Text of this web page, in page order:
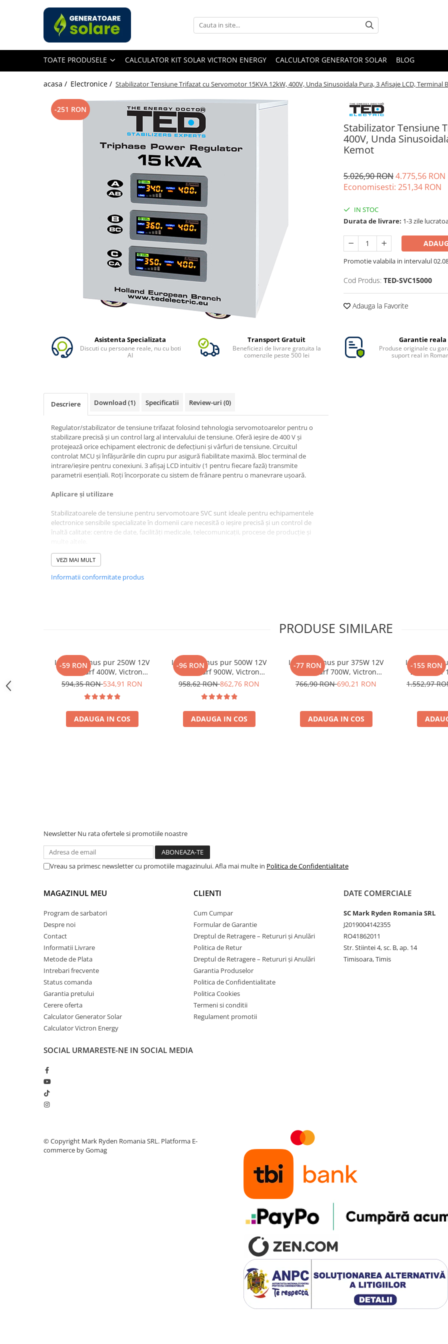
Toate Produsele
Cauta dupa capacitate
Intre 1000-2000W
Intre 2000-3000W
Cauta dupa marca
Toate generatoarele
Panouri Solare Pliabile
Cauta dupa marca
Toate panourile portabile
Frigidere Portabile
Componente Fotovoltaice
Incarcatoare solare
Protectii si izolatoare de baterii
Accesorii
Convertoare DC - DC
Acumulatori Litiu
Acumulatori Gel
Acumulatori Moto
Invertoare Tensiune
Roboti Pornire Auto
Statii de incarcare vehicule
UPS Centrale Termice
Stabilizatoare Tensiune
Scule si aparate
Instrumente de masura
Anemometre
Clampmetre
Multimetre Portabile
Termometre
Camere Termice
TOATE PRODUSELE CALCULATOR KIT SOLAR VICTRON ENERGY CALCULATOR GENERATOR SOLAR BLOG
acasa / Electronice / Stabilizator Tensiune Trifazat cu Servomotor 15KVA 12kW, 400V, Unda Sinusoidala Pura, 3 Afisaje LCD, Terminal
Stabilizator Tensiune
400V, Unda
Kemot
-251 RON
5.026,90 RON4.775,56 RON
Economisesti: 251,34 RON
IN STOC
Durata de livrare: 1-3 zile
Promotie valabila in intervalul
Cod Produs: TED-SVC15000
Adauga la Favorite
Asistenta Specializata
Discuti cu persoane reale, nu cu boti
AI
Transport Gratuit
Beneficiezi de livrare gratuita la
comenzile peste 500 lei
Garantie reala
Produse originale cu
suport real in
Descriere Download (1) Specificatii Review-uri (0)
Regulator/stabilizator de tensiune trifazat folosind tehnologia servomotoarelor pentru o
stabilizare precisă și un control larg al intervalului de tensiune. Oferă ieșire de 400 V și
protejează orice echipament electronic de defecțiuni și vârfuri de tensiune. Circuitul
controlat MCU și înfășurările din cupru pur asigură fiabilitate maximă. Bloc terminal de
intrare/ieșire pentru conexiuni. 3 afișaj LCD intuitiv (1 pentru fiecare fază) transmite
parametrii esențiali. Roți încorporate cu sistem de frânare pentru o manevrare ușoară.
Aplicare și utilizare
Stabilizatoarele de tensiune pentru servomotoare SVC sunt ideale pentru echipamentele
electronice sensibile specializate în domenii care necesită o ieșire precisă și un control de
înaltă calitate: centre de date, facilități medicale, telecomunicații, procese de producție și
VEZI MAI MULT
Informatii conformitate produs
PRODUSE SIMILARE
-59 RON
Invertor sinus pur 250W 12V
230V, varf 400W, Victron
Phoenix, pentru auto, panouri
594,35 RON534,91 RON
ADAUGA IN COS
-96 RON
Invertor sinus pur 500W 12V
230V, varf 900W, Victron
Phoenix, pentru auto, panouri
958,62 RON862,76 RON
ADAUGA IN COS
-77 RON
Invertor sinus pur 375W 12V
230V, varf 700W, Victron
Phoenix, pentru auto, panouri
766,90 RON690,21 RON
ADAUGA IN COS
-155 RON
Invertor
230V, varf
Phoenix,
1.552,97
Newsletter Nu rata ofertele si promotiile noastre
Vreau sa primesc newsletter cu promotiile magazinului. Afla mai multe in Politica de Confidentialitate
MAGAZINUL MEU
Program de sarbatori
Despre noi
Contact
Informatii Livrare
Metode de Plata
Intrebari frecvente
Status comanda
Garantia pretului
Cerere oferta
Calculator Generator Solar
Calculator Victron Energy
CLIENTI
Cum Cumpar
Formular de Garantie
Dreptul de Retragere – Retururi și Anulări
Politica de Retur
Dreptul de Retragere – Retururi și Anulări
Garantia Produselor
Politica de Confidentialitate
Politica Cookies
Termeni si conditii
Regulament promotii
DATE COMERCIALE
SC Mark Ryden Romania SRL
J2019004142355
RO41862011
Str. Stiintei 4, sc. B, ap. 14
Timisoara, Timis
SOCIAL URMARESTE-NE IN SOCIAL MEDIA
©️ Copyright Mark Ryden Romania SRL. Platforma E-
commerce by Gomag